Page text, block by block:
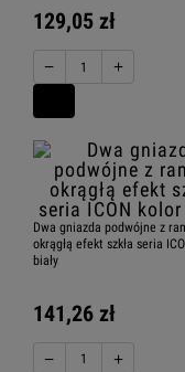
129,05 zł
− +
Dwa gniazda podwójne z
okrągłą efekt szkła seria
biały
141,26 zł
− +